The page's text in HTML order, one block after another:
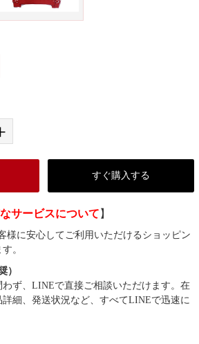
すぐ購入する
サービスについて 】
様に安心してご利用いただけるショッピン
。
）
わず、LINEで直接ご相談いただけます。在
細、発送状況など、すべてLINEで迅速に